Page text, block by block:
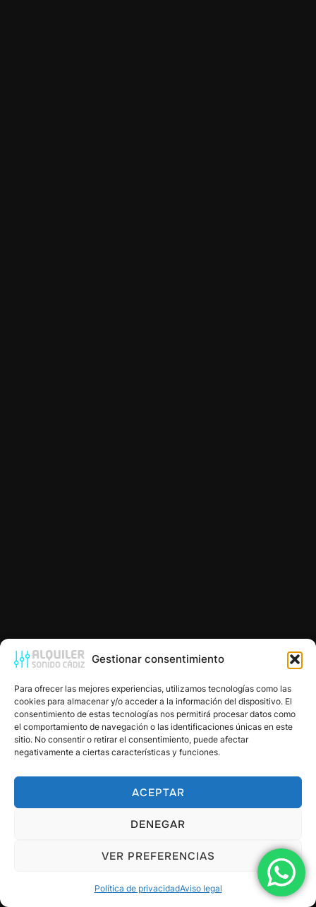
Gestionar consentimiento
Para ofrecer las mejores experiencias, utilizamos tecnologías como las
cookies para almacenar y/o acceder a la información del dispositivo. El
consentimiento de estas tecnologías nos permitirá procesar datos como
el comportamiento de navegación o las identificaciones únicas en este
sitio. No consentir o retirar el consentimiento, puede afectar
negativamente a ciertas características y funciones.
ACEPTAR
DENEGAR
VER PREFERENCIAS
Política de privacidadAviso legal